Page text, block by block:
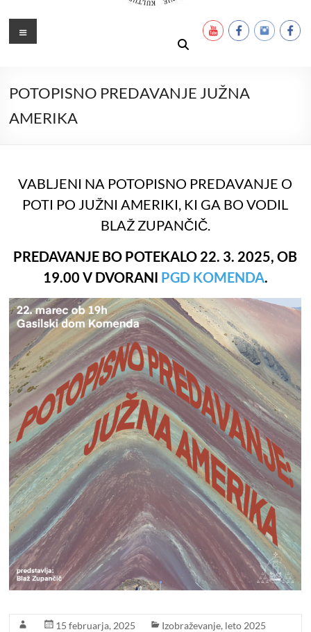
Ustanova Petra Pavla Glavarja
Meni
POTOPISNO PREDAVANJE JUŽNA
AMERIKA
VABLJENI NA POTOPISNO PREDAVANJE O
POTI PO JUŽNI AMERIKI, KI GA BO VODIL
BLAŽ ZUPANČIČ.
PREDAVANJE BO POTEKALO 22. 3. 2025, OB
19.00 V DVORANI PGD KOMENDA.
15 februarja, 2025 Izobraževanje, leto 2025